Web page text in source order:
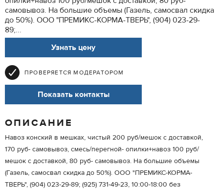
самовывоз. На большие объемы (Газель, самосвал скидка
до 50%). ООО "ПРЕМИКС-КОРМА-ТВЕРЬ", (904) 023-29-
89;...
Узнать цену
ПРОВЕРЯЕТСЯ МОДЕРАТОРОМ
Показать контакты
ОПИСАНИЕ
Навоз конский в мешках, чистый 200 руб/мешок с доставкой,
170 руб- самовывоз, смесь/перегной- опилки+навоз 100 руб/
мешок с доставкой, 80 руб- самовывоз. На большие объемы
(Газель, самосвал скидка до 50%). ООО "ПРЕМИКС-КОРМА-
ТВЕРЬ", (904) 023-29-89; (925) 731-49-23, 10:00-18:00 без